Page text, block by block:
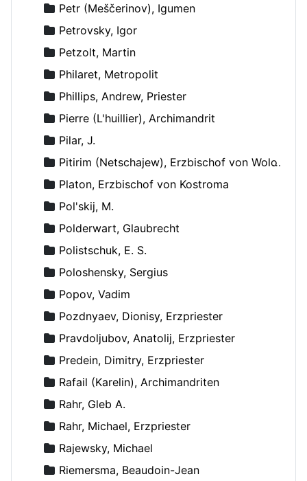
Petr (Meščerinov), Igumen
Petrovsky, Igor
Petzolt, Martin
Philaret, Metropolit
Phillips, Andrew, Priester
Pierre (L'huillier), Archimandrit
Pilar, J.
Pitirim (Netschajew), Erzbischof von Wolokolamsk und Jurjew
Platon, Erzbischof von Kostroma
Pol'skij, M.
Polderwart, Glaubrecht
Polistschuk, E. S.
Poloshensky, Sergius
Popov, Vadim
Pozdnyaev, Dionisy, Erzpriester
Pravdoljubov, Anatolij, Erzpriester
Predein, Dimitry, Erzpriester
Rafail (Karelin), Archimandriten
Rahr, Gleb A.
Rahr, Michael, Erzpriester
Rajewsky, Michael
Riemersma, Beaudoin-Jean